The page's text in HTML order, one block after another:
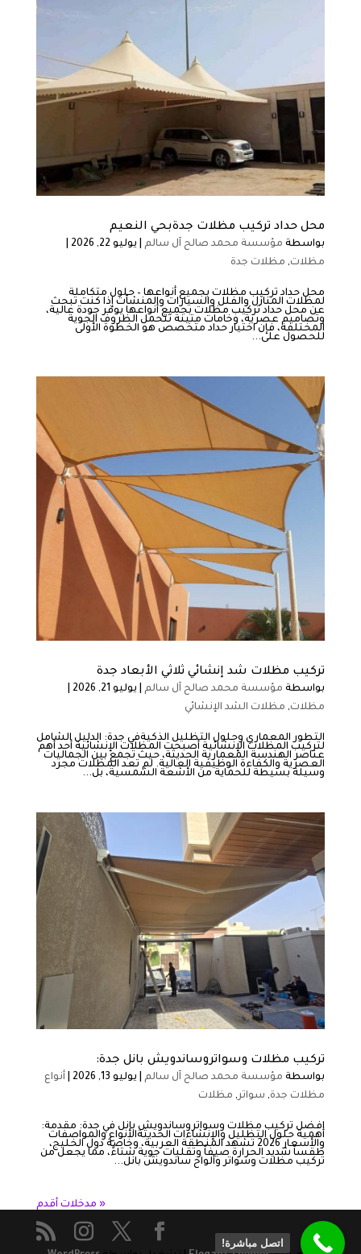
محل حداد تركيب مظلات جدةبحي النعيم
بواسطة مؤسسة محمد صالح آل سالم يوليو 22, 2026
مظلات, مظلات جدة
محل حداد تركيب مظلات بجميع أنواعها – حلول متكاملة
لمظلات المنازل والفلل والسيارات والمنشآت إذا كنت تبحث
عن محل حداد تركيب مظلات بجميع أنواعها يوفر جودة عالية،
وتصاميم عصرية، وخامات متينة تتحمل الظروف الجوية
المختلفة، فإن اختيار حداد متخصص هو الخطوة الأولى
للحصول على...
تركيب مظلات شد إنشائي ثلاثي الأبعاد جدة
بواسطة مؤسسة محمد صالح آل سالم| يوليو 21, 2026
مظلات, مظلات الشد الإنشائي
التطور المعماري وحلول التظليل الذكيةفي جدة: الدليل الشامل
لتركيب المظلات الإنشائية ​أصبحت المظلات الإنشائية أحد أهم
عناصر الهندسة المعمارية الحديثة، حيث تجمع بين الجماليات
العصرية والكفاءة الوظيفية العالية. لم تعد المظلات مجرد
وسيلة بسيطة للحماية من الأشعة الشمسية، بل...
تركيب مظلات وسواتروساندويش بانل جدة:
بواسطة مؤسسة محمد صالح آل سالم| يوليو 13, 2026
أنواع
مظلات جدة, سواتر, مظلات
افضل تركيب مظلات وسواتروساندويش بانل في جدة: ​مقدمة:
أهمية حلول التظليل والإنشاءات الحديثةالأنواع والمواصفات
والأسعار 2026 ​تشهد المنطقة العربية، وخاصة دول الخليج،
طقساً شديد الحرارة صيفاً وتقلبات جوية شتاءً، مما يجعل من
تركيب مظلات وسواتر وألواح ساندويش بانل...
« مدخلات أقدم
اتصل مباشرة!